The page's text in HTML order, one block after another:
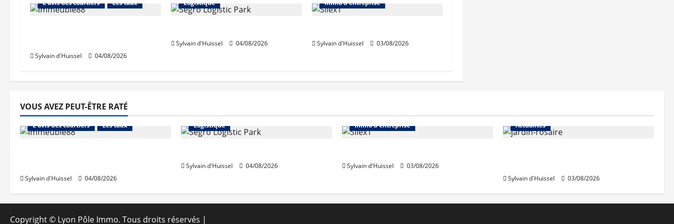
L'avis des courtiers
Les taux
Sylvain d'Huissel 04/08/2026
Logistique
Sylvain d'Huissel 04/08/2026
Immo d'entreprise
Sylvain d'Huissel 03/08/2026
VOUS AVEZ PEUT-ÊTRE RATÉ
Abonnés
Financement
L'avis des courtiers
Les taux
Sylvain d'Huissel 04/08/2026
Logistique
Sylvain d'Huissel 04/08/2026
Immo d'entreprise
Sylvain d'Huissel 03/08/2026
Actualités
Sylvain d'Huissel 03/08/2026
Copyright © Lyon Pôle Immo. Tous droits réservés |